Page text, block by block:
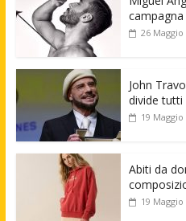
26 Maggio
John
divide tutti
19 Maggio
Abiti da
19 Maggio